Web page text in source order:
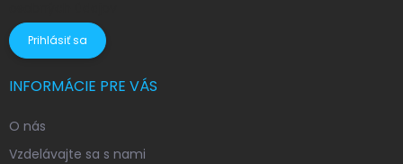
Prihlásiť sa
INFORMÁCIE PRE VÁS
O nás
Vzdelávajte sa s nami